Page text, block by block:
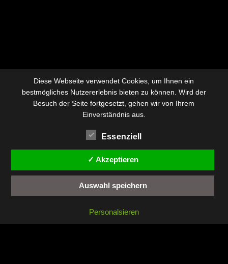
Diese Webseite verwendet Cookies, um Ihnen ein
bestmögliches Nutzererlebnis bieten zu können. Wird der
Besuch der Seite fortgesetzt, gehen wir von Ihrem
Einverständnis aus.
Essenziell
✓ Akzeptieren
Auswahl speichern
Personalsieren